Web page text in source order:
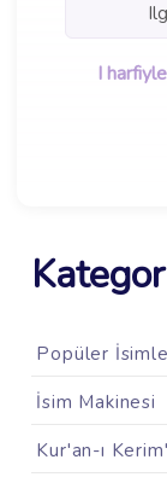
I
Popüler
İsim Makinesi
Kur'an-ı